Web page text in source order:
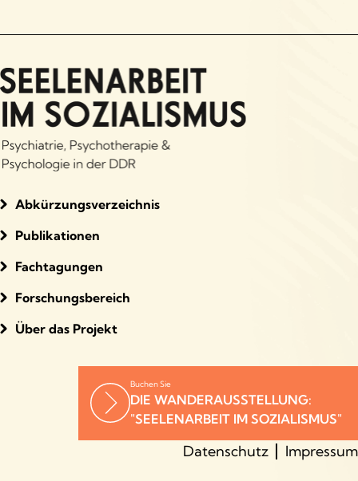
Abkürzungsverzeichnis
Publikationen
Fachtagungen
Forschungsbereich
Über das Projekt
Buchen Sie
DIE WANDERAUSSTELLUNG:
"SEELENARBEIT IM SOZIALISMUS"
Datenschutz Impressum